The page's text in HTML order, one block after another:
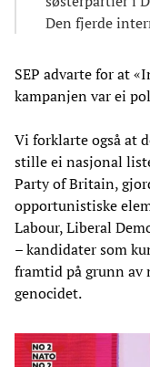
Den fjerde
SEP advarte for at
kampanjen var ei
Vi forklarte også at
stille ei nasjonal
Party of Britain,
opportunistiske
Labour, Liberal
– kandidater som
framtid på grunn av
genocidet.